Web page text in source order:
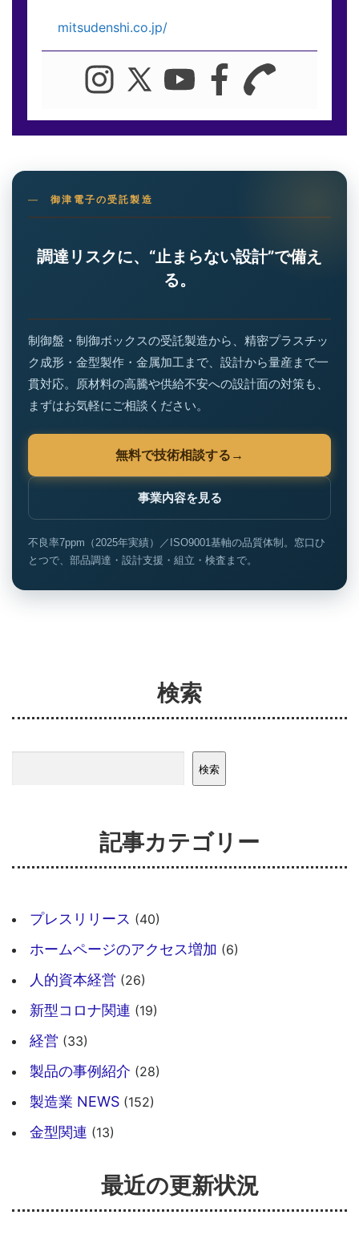
mitsudenshi.co.jp/
御津電子の受託製造
調達リスクに、“止まらない設計”で備え
る。
制御盤・制御ボックスの受託製造から、精密プラスチッ
ク成形・金型製作・金属加工まで、設計から量産まで一
貫対応。原材料の高騰や供給不安への設計面の対策も、
まずはお気軽にご相談ください。
無料で技術相談する
事業内容を見る
不良率7ppm（2025年実績）／ISO9001基軸の品質体制。窓口ひ
とつで、部品調達・設計支援・組立・検査まで。
検索
検索
記事カテゴリー
プレスリリース (40)
ホームページのアクセス増加 (6)
人的資本経営 (26)
新型コロナ関連 (19)
経営 (33)
製品の事例紹介 (28)
製造業 NEWS (152)
金型関連 (13)
最近の更新状況